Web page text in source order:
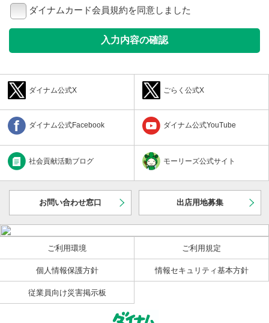
2.会員カードの所有権は当社に属し、会員は、善良なる管理者の
注意義務をもって、会員カードを利用、管理しなければなりませ
ん。
3.会員カードは、会員本人のみが使用することができるものと
し、他人への貸与、譲渡または担保提供等、一切の処分をするこ
4.前項に違反し、会員カードが第三者に使用されたことにより生
じた損害については、会員がその責任を負うものとします。
■ 第3条（暗証番号）
暗証番号が第三者に知られたことにより生じた損害について
は、会員がその責任を負うものとします。
■ 第4条（入金等）
挿入したうえ、金銭を投入することによって、当社の管理するコ
ンピュータ（以下「コンピュータ」といいます。）に、会員が遊
こと（以下「入金」といいます。）ができます。ただし、コンピ
2.会員は、入金された会員カードを遊技機側部のカードリーダー
ユニットに挿入することによって、入金をした遊技場において、
員が遊技球等の貸与を受けることのできる金額（以下「コンピュ
ータの残額」といいます。）は、入金された金額からすでに貸与
を受けた遊技球等に相当する遊技料金に消費税額および地方消費
税額を加算した額に応じて減少します。
ダイナムカード会員規約を同意しました
ダイナム公式X ごらく公式X
ダイナム公式Facebook ダイナム公式YouTube
社会貢献活動ブログ モーリーズ公式サイト
お問い合わせ窓口 出店用地募集
ご利用環境 ご利用規定
個人情報保護方針 情報セキュリティ基本方針
従業員向け災害掲示板